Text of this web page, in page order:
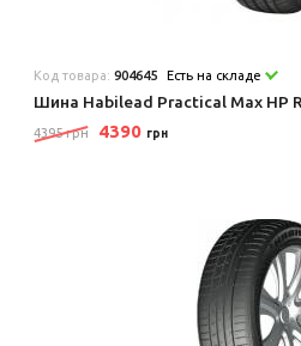
Код товара:904645 Есть на складе
Шина Habilead Practical Max HP
4395 грн 4390 грн